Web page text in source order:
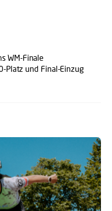
WM-Finale
Platz und Final-Einzug